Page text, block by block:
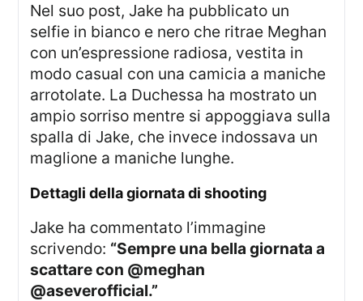
Nel suo post, Jake ha pubblicato un
selfie in bianco e nero che ritrae Meghan
con un’espressione radiosa, vestita in
modo casual con una camicia a maniche
arrotolate. La Duchessa ha mostrato un
ampio sorriso mentre si appoggiava sulla
spalla di Jake, che invece indossava un
maglione a maniche lunghe.
dettagli della giornata di shooting
Jake ha commentato l’immagine
scrivendo: “Sempre una bella giornata a
scattare con @meghan
@aseverofficial.”